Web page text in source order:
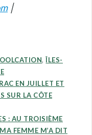
|
,ÎLES-
EN JUILLET ET
SUR LA CÔTE
: AU TROISIÈME
FEMME M’A DIT